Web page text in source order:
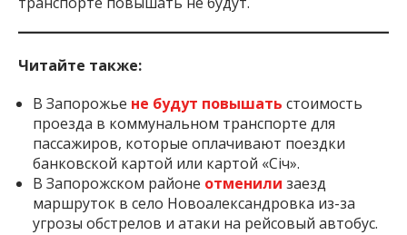
Читайте также:
В Запорожье не будут повышать стоимость
проезда в коммунальном транспорте для
пассажиров, которые оплачивают поездки
банковской картой или картой «Січ».
В Запорожском районе отменили заезд
маршруток в село Новоалександровка из-за
угрозы обстрелов и атаки на рейсовый автобус.